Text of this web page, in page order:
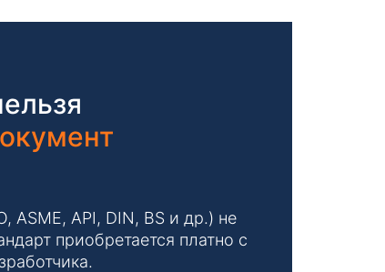
ASME, API, DIN, BS и др.) не
приобретается платно с